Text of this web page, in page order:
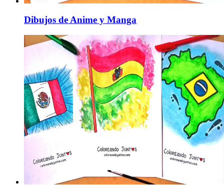
Dibujos de Anime y Manga